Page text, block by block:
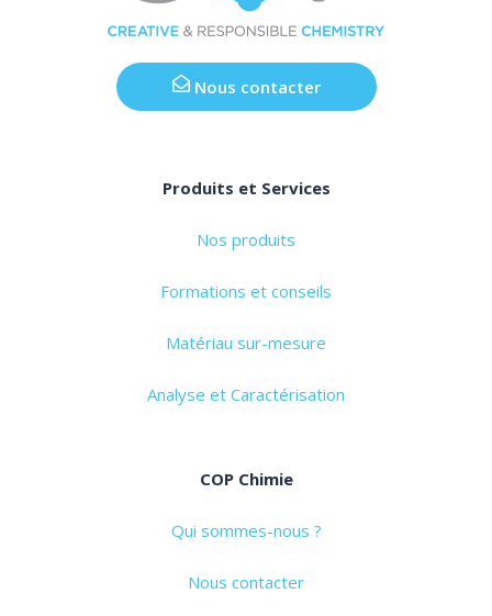
Nous contacter
Produits et Services
Nos produits
Formations et conseils
Matériau sur-mesure
Analyse et Caractérisation
COP Chimie
Qui sommes-nous ?
Nous contacter